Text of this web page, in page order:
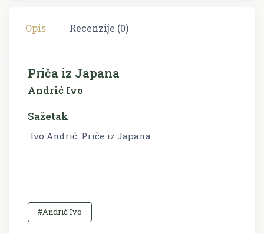
Opis Recenzije (0)
Priča iz Japana
Andrić Ivo
Sažetak
Ivo Andrić: Priče iz Japana
#Andrić Ivo